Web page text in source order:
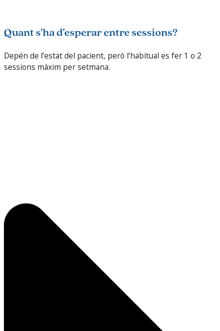
Quant s'ha d'esperar entre sessions?
Depén de l’estat del pacient, però l’habitual es fer 1 o 2
sessions màxim per setmana.